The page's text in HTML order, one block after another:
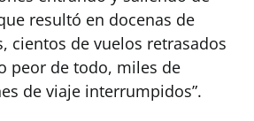
resultó en docenas de
cientos de vuelos retrasados
peor de todo, miles de
de viaje interrumpidos”.